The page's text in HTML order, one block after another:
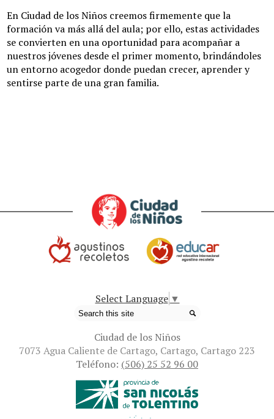
En Ciudad de los Niños creemos firmemente que la
formación va más allá del aula; por ello, estas actividades
se convierten en una oportunidad para acompañar a
nuestros jóvenes desde el primer momento, brindándoles
un entorno acogedor donde puedan crecer, aprender y
sentirse parte de una gran familia.
Select Language ▼
Search
Ciudad de los Niños
7073 Agua Caliente de Cartago, Cartago, Cartago 223
Teléfono: (506) 25 52 96 00